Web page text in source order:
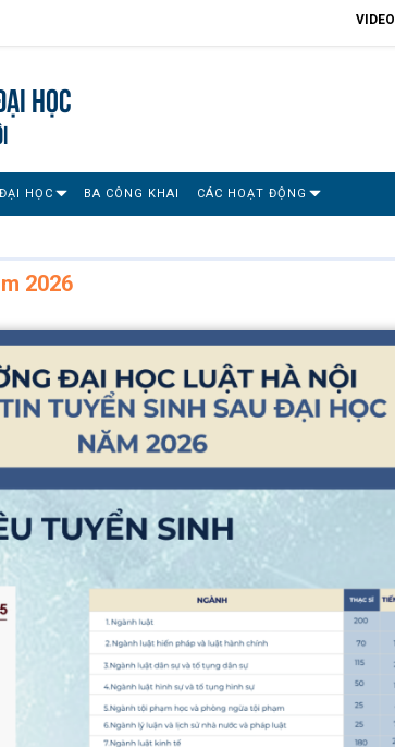
VIDEO
học
HỌC BA CÔNG KHAI CÁC HOẠT ĐỘNG
2026